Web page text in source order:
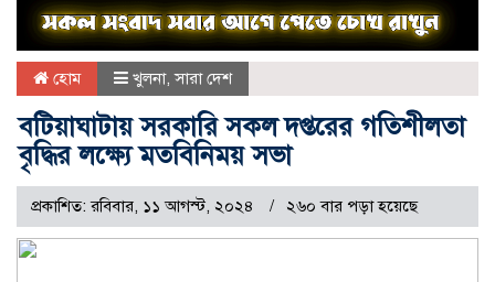
হোম খুলনা,সারা দেশ
বটিয়াঘাটায় সরকারি সকল দপ্তরের গতিশীলতা
বৃদ্ধির লক্ষ্যে মতবিনিময় সভা
প্রকাশিত: রবিবার, ১১ আগস্ট, ২০২৪ ২৬০ বার পড়া হয়েছে